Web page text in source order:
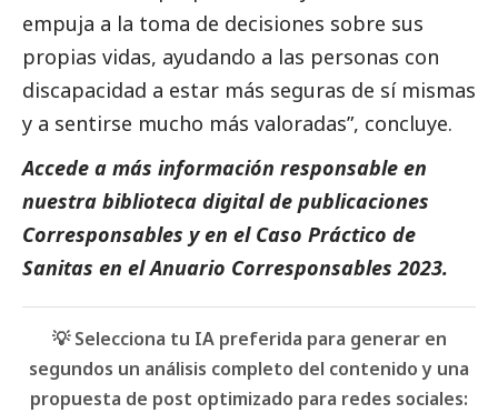
empuja a la toma de decisiones sobre sus
propias vidas, ayudando a las personas con
discapacidad a estar más seguras de sí mismas
y a sentirse mucho más valoradas”, concluye.
Accede a más información responsable en
nuestra biblioteca digital de publicaciones
Corresponsables y en el Caso Práctico de
Sanitas en elAnuario Corresponsables 2023.
💡 Selecciona tu IA preferida para generar en
segundos un análisis completo del contenido y una
propuesta de post optimizado para redes sociales: